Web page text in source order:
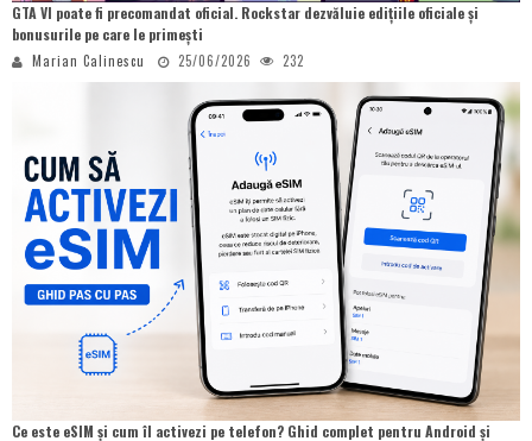
GTA VI poate fi precomandat oficial. Rockstar dezvăluie edițiile oficiale și
bonusurile pe care le primești
Marian Calinescu 25/06/2026 232
Ce este eSIM și cum îl activezi pe telefon? Ghid complet pentru Android și